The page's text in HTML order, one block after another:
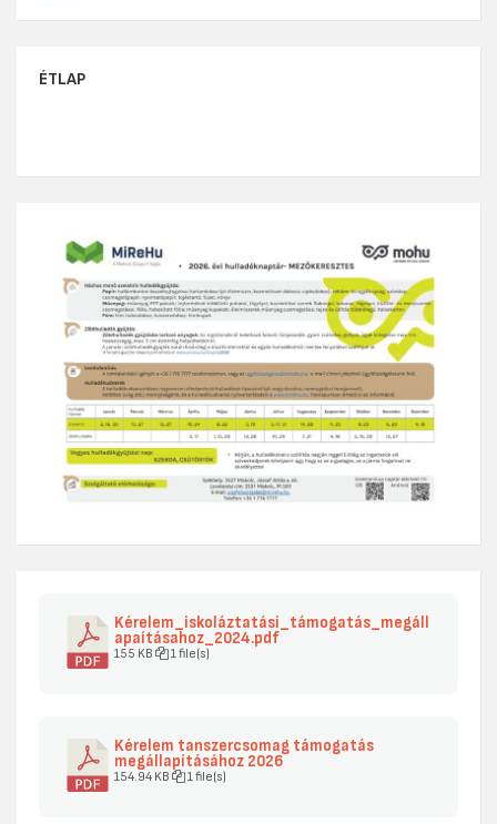
ÉTLAP
Kérelem_iskoláztatási_támogatás_megáll
apaításahoz_2024.pdf
155 KB 1 file(s)
Kérelem tanszercsomag támogatás
megállapításához 2026
154.94 KB 1 file(s)